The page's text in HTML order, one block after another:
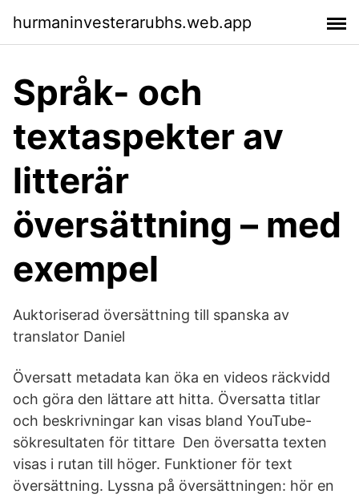
hurmaninvesterarubhs.web.app
Språk- och
textaspekter av
litterär
översättning – med
exempel
Auktoriserad översättning till spanska av
translator Daniel
Översatt metadata kan öka en videos räckvidd
och göra den lättare att hitta. Översatta titlar
och beskrivningar kan visas bland YouTube-
sökresultaten för tittare Den översatta texten
visas i rutan till höger. Funktioner för text
översättning. Lyssna på översättningen: hör en